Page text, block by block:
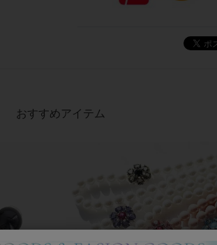
おすすめアイテム